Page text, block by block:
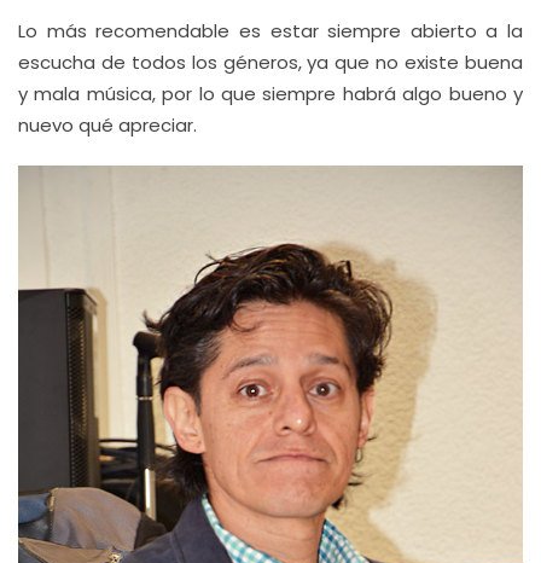
Lo más recomendable es estar siempre abierto a la
escucha de todos los géneros, ya que no existe buena
y mala música, por lo que siempre habrá algo bueno y
nuevo qué apreciar.